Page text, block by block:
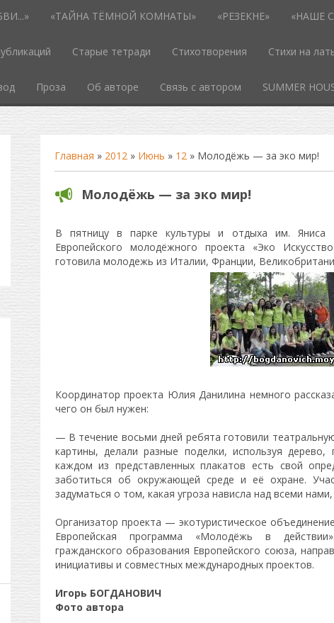
«ТАЙНА ТЁМНОЙ КОМНАТЫ» «РЕЗЕКНЕ» «НАШЕ
Старые тетради Стихотворения Стихи на
Проза Об авторе Связь с автором SUMMER
Главная » 2012 » Июнь » 12» Молодёжь — за эко мир!
Молодёжь — за эко мир!
В пятницу в парке культуры и отдыха им. Яниса
Европейского молодёжного проекта «Эко
готовила молодежь из Италии, Франции,
Координатор проекта Юлия Данилина немного
чего он был нужен:
— В течение восьми дней ребята готовили
картины, делали разные поделки, используя
каждом из представленных плакатов есть свой
заботиться об окружающей среде и её охране.
задуматься о том, какая угроза нависла над всеми
Организатор проекта — экотуристическое
Европейская программа «Молодёжь в
гражданского образования Европейского союза,
инициативы и совместных международных проектов.
Игорь БОГДАНОВИЧ
Фото автора